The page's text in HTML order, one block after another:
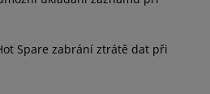
Spare zabrání ztrátě dat při